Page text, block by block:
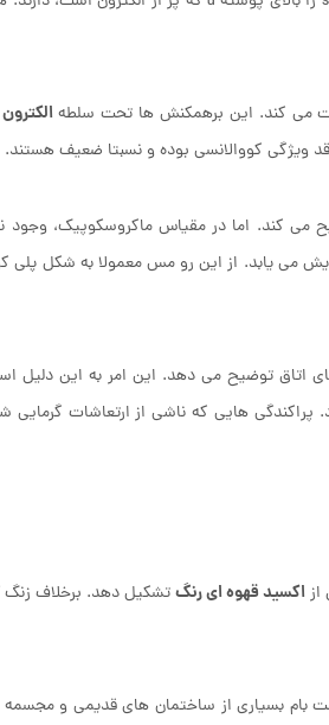
می کند. اما در مقیاس ماکروسکوپیک، وجود
می ‌یابد. از این رو مس معمولا به شکل پلی
اتاق توضیح می ‌دهد. این امر به این دلیل
پراکندگی هایی که ناشی از ارتعاشات
اکسید قهوه ‌ای رنگتشکیل دهد. برخلاف
‌بام بسیاری از ساختمان‌ های قدیمی و